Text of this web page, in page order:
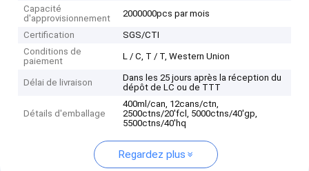
Capacité
d'approvisionnement
2000000pcs par mois
Certification
SGS/CTI
Conditions de
paiement
L / C, T / T, Western Union
Délai de livraison
Dans les 25 jours après la réception du
dépôt de LC ou de TTT
Détails d'emballage
400ml/can, 12cans/ctn,
2500ctns/20'fcl, 5000ctns/40'gp,
5500ctns/40'hq
Regardez plus